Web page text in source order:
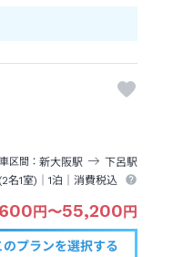
区間 新大阪駅 下呂駅
2名1室)｜1泊 ｜消費税込
円〜55,200円
のプランを選択する